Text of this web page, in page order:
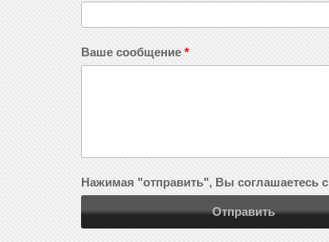
Ваше сообщение *
Нажимая "отправить", Вы соглашаетесь с